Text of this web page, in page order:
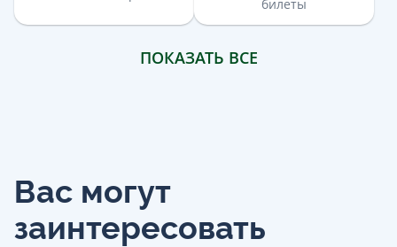
билеты
ПОКАЗАТЬ ВСЕ
Вас могут
заинтересовать